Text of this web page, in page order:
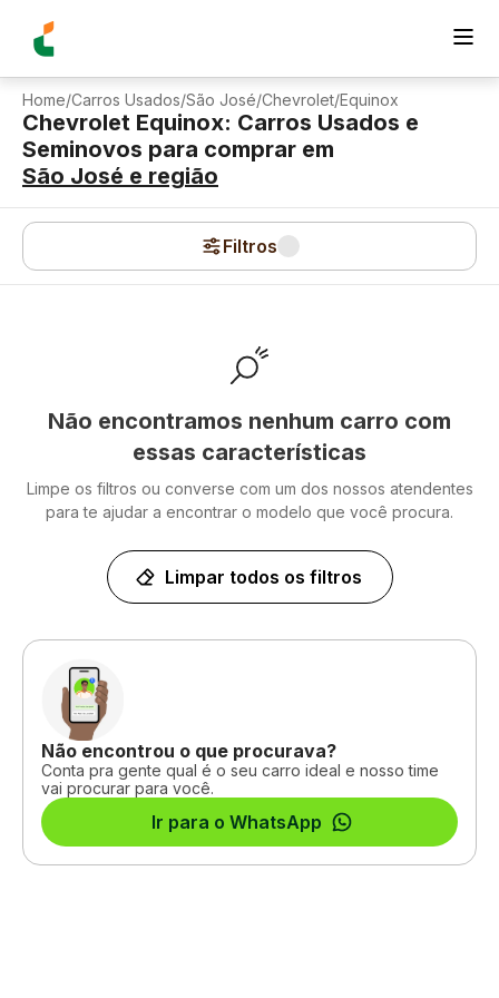
Home/Carros Usados/São José/Chevrolet/Equinox
Chevrolet Equinox: Carros Usados e
Seminovos para comprar em
São José e região
Filtros
Não encontramos nenhum carro com
essas características
Limpe os filtros ou converse com um dos nossos atendentes
para te ajudar a encontrar o modelo que você procura.
Limpar todos os filtros
Não encontrou o que procurava?
Conta pra gente qual é o seu carro ideal e nosso time
vai procurar para você.
Ir para o WhatsApp